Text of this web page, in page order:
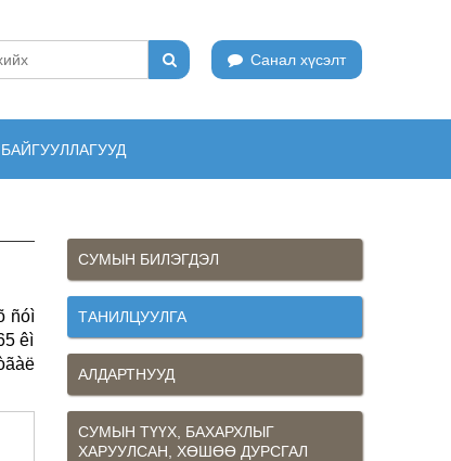
Санал хүсэлт
БАЙГУУЛЛАГУУД
ñóì
êì
СУМЫН БИЛЭГДЭЛ
ТАНИЛЦУУЛГА
АЛДАРТНУУД
СУМЫН ТҮҮХ, БАХАРХЛЫГ
ХАРУУЛСАН, ХӨШӨӨ ДУРСГАЛ